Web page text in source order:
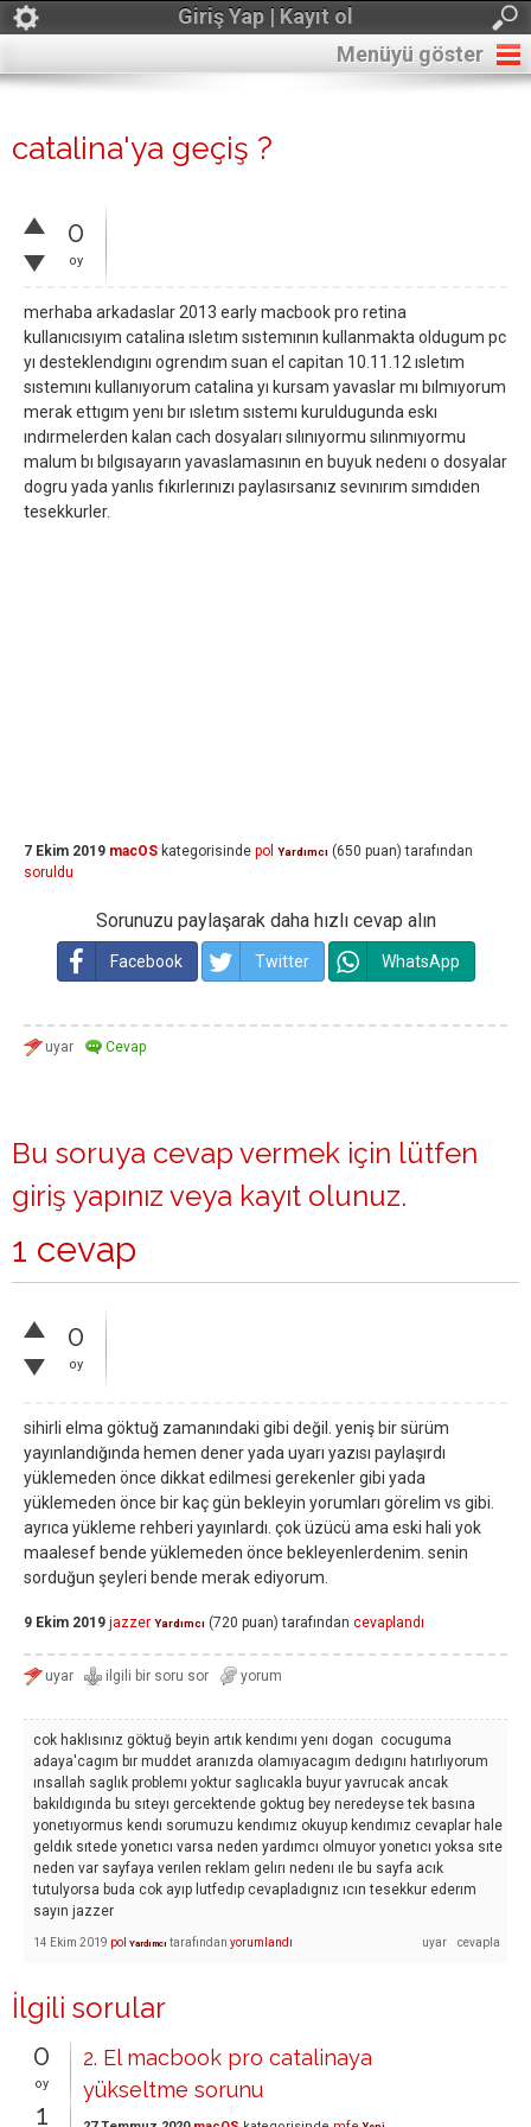
Giriş Yap | Kayıt ol
Menüyü göster
catalina'ya geçiş ?
0
oy
merhaba arkadaslar 2013 early macbook pro retina
kullanıcısıyım catalina ısletım sıstemının kullanmakta oldugum pc
yı desteklendıgını ogrendım suan el capitan 10.11.12 ısletım
sıstemını kullanıyorum catalina yı kursam yavaslar mı bılmıyorum
merak ettıgım yenı bır ısletım sıstemı kuruldugunda eskı
ındırmelerden kalan cach dosyaları sılınıyormu sılınmıyormu
malum bı bılgısayarın yavaslamasının en buyuk nedenı o dosyalar
dogru yada yanlıs fıkırlerınızı paylasırsanız sevınırım sımdıden
tesekkurler.
7 Ekim 2019 macOS kategorisinde pol Yardımcı (650 puan) tarafından
soruldu
Sorunuzu paylaşarak daha hızlı cevap alın
Facebook Twitter WhatsApp
Bu soruya cevap vermek için lütfen
giriş yapınız veya kayıt olunuz.
1 cevap
0
oy
sihirli elma göktuğ zamanındaki gibi değil. yeniş bir sürüm
yayınlandığında hemen dener yada uyarı yazısı paylaşırdı
yüklemeden önce dikkat edilmesi gerekenler gibi yada
yüklemeden önce bir kaç gün bekleyin yorumları görelim vs gibi.
ayrıca yükleme rehberi yayınlardı. çok üzücü ama eski hali yok
maalesef bende yüklemeden önce bekleyenlerdenim. senin
sorduğun şeyleri bende merak ediyorum.
9 Ekim 2019 jazzer Yardımcı (720 puan) tarafından cevaplandı
cok haklısınız göktuğ beyin artık kendımı yenı dogan cocuguma
adaya'cagım bır muddet aranızda olamıyacagım dedıgını hatırlıyorum
ınsallah saglık problemı yoktur saglıcakla buyur yavrucak ancak
bakıldıgında bu sıteyı gercektende goktug bey neredeyse tek basına
yonetıyormus kendı sorumuzu kendımız okuyup kendımız cevaplar hale
geldık sıtede yonetıcı varsa neden yardımcı olmuyor yonetıcı yoksa sıte
neden var sayfaya verılen reklam gelırı nedenı ıle bu sayfa acık
tutulyorsa buda cok ayıp lutfedıp cevapladıgnız ıcın tesekkur ederım
sayın jazzer
14 Ekim 2019 pol Yardımcı tarafından yorumlandı
İlgili sorular
0
oy
1
2. El macbook pro catalinaya
yükseltme sorunu